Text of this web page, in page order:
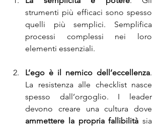
strumenti più efficaci sono spesso
quelli più semplici. Semplifica
processi complessi nei loro
elementi essenziali.
L’ego è il nemico dell’eccellenza.
La resistenza alle checklist nasce
spesso dall’orgoglio. I leader
ammettere la propria fallibilità sia